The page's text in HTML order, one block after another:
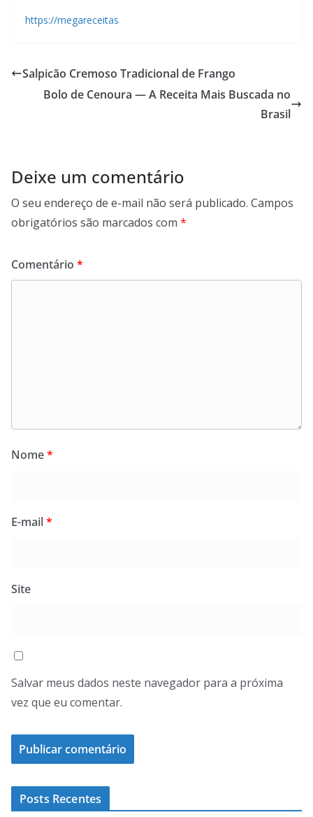
https://megareceitas
Salpicão Cremoso Tradicional de Frango
Bolo de Cenoura — A Receita Mais Buscada no
Brasil
Deixe um comentário
O seu endereço de e-mail não será publicado. Campos
obrigatórios são marcados com *
Comentário *
Nome*
E-mail*
Site
Salvar meus dados neste navegador para a próxima
vez que eu comentar.
Posts Recentes